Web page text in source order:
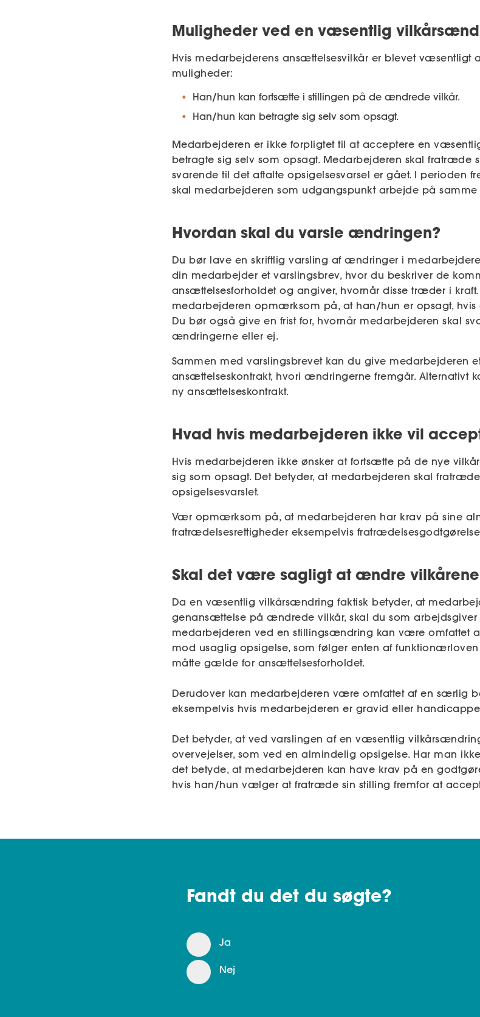
Muligheder ved en væsentlig
Hvis medarbejderens ansættelsesvilkår er blevet
muligheder:
Han/hun kan fortsætte i stillingen på de ændrede vilkår.
Han/hun kan betragte sig selv som opsagt.
Medarbejderen er ikke forpligtet til at acceptere en
betragte sig selv som opsagt. Medarbejderen skal fratræde
svarende til det aftalte opsigelsesvarsel er gået. I perioden
skal medarbejderen som udgangspunkt arbejde på samme
Hvordan skal du varsle ændringen?
Du bør lave en skriftlig varsling af ændringer i
din medarbejder et varslingsbrev, hvor du beskriver de
ansættelsesforholdet og angiver, hvornår disse træder i
medarbejderen opmærksom på, at han/hun er opsagt,
Du bør også give en frist for, hvornår medarbejderen skal
ændringerne eller ej.
Sammen med varslingsbrevet kan du give medarbejderen
ansættelseskontrakt, hvori ændringerne fremgår. Alternativt
ny ansættelseskontrakt.
Hvad hvis medarbejderen ikke vil
Hvis medarbejderen ikke ønsker at fortsætte på de nye
sig som opsagt. Det betyder, at medarbejderen skal
opsigelsesvarslet.
Vær opmærksom på, at medarbejderen har krav på sine
fratrædelsesrettigheder eksempelvis
Skal det være sagligt at ændre
Da en væsentlig vilkårsændring faktisk betyder, at
genansættelse på ændrede vilkår, skal du som
medarbejderen ved en stillingsændring kan være omfattet
mod usaglig opsigelse, som følger enten af funktionærloven
måtte gælde for ansættelsesforholdet.
Derudover kan medarbejderen være omfattet af en særlig
eksempelvis hvis medarbejderen er gravid eller
Det betyder, at ved varslingen af en væsentlig
overvejelser, som ved en almindelig opsigelse. Har man
det betyde, at medarbejderen kan have krav på en
hvis han/hun vælger at fratræde sin stilling fremfor at
Fandt du det du søgte?
Ja
Nej